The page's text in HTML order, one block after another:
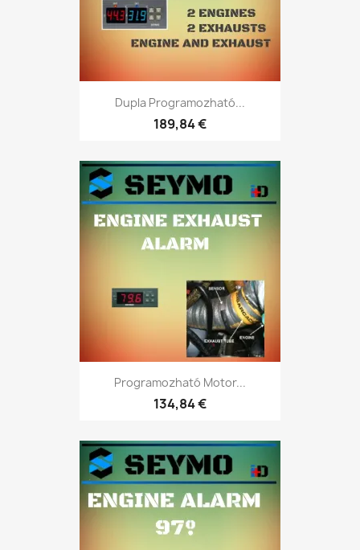
Dupla Programozható...
189,84 €
Programozható Motor...
134,84 €